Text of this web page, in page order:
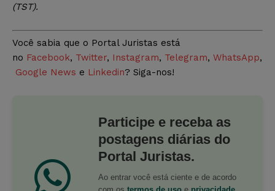
(TST).
Você sabia que o Portal Juristas está
no Facebook, Twitter, Instagram, Telegram, WhatsApp,
Google News e Linkedin? Siga-nos!
Participe e receba as
postagens diárias do
Portal Juristas.
Ao entrar você está ciente e de acordo